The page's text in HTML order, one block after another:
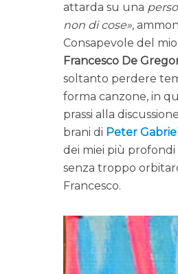
attarda su una
non di cose ,
Consapevole del
Francesco De
soltanto perdere
forma canzone, in
prassi alla
brani di Peter Gabriel
dei miei più profondi
senza troppo
Francesco.